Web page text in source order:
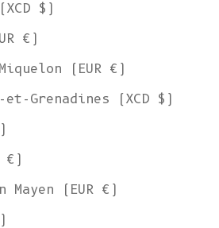
$)
€)
(EUR €)
Grenadines (XCD $)
€)
Mayen (EUR €)